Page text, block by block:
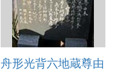
舟形光背六地蔵尊由